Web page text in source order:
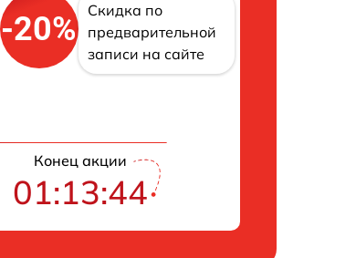
-20%
Скидка по
предварительной
записи на сайте
Конец акции
01:13:43